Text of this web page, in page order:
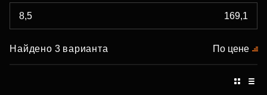
Найдено 3 варианта По цене